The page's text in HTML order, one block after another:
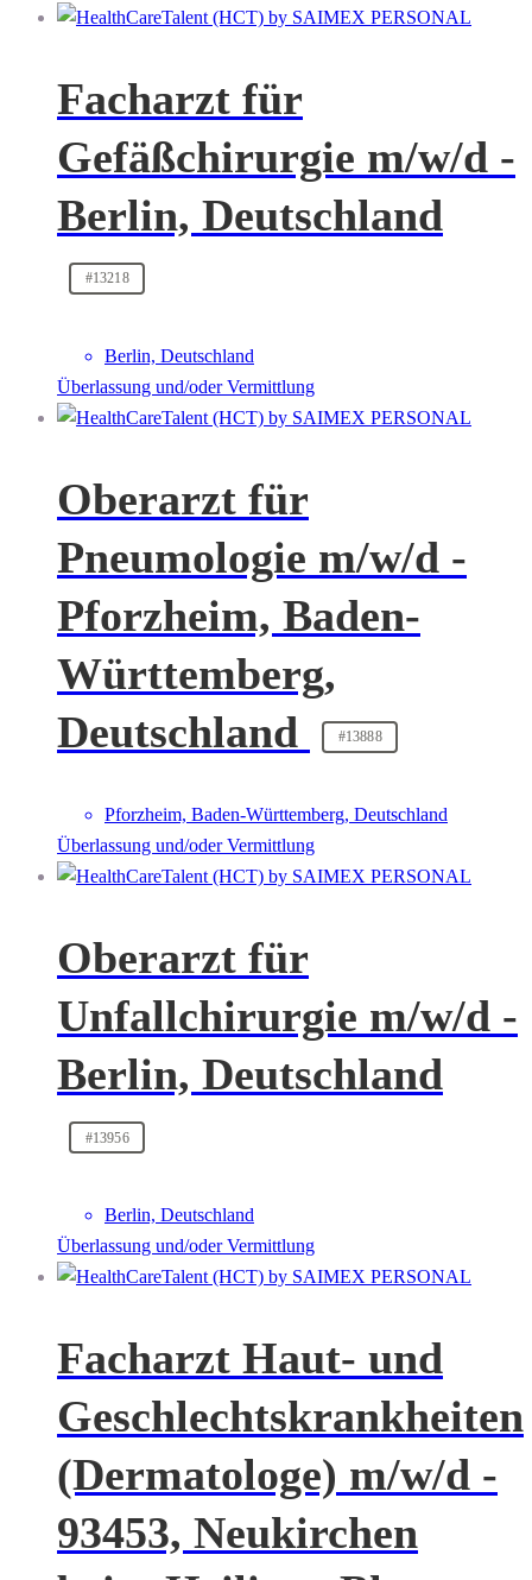
Facharzt für
Gefäßchirurgie m/w/d -
Berlin, Deutschland
#13218
Berlin, Deutschland
Überlassung und/oder Vermittlung
Oberarzt für
Pneumologie m/w/d -
Pforzheim, Baden-
Württemberg,
Deutschland
#13888
Pforzheim, Baden-Württemberg, Deutschland
Überlassung und/oder Vermittlung
Oberarzt für
Unfallchirurgie m/w/d -
Berlin, Deutschland
#13956
Berlin, Deutschland
Überlassung und/oder Vermittlung
Facharzt Haut- und
Geschlechtskrankheiten
(Dermatologe) m/w/d -
93453, Neukirchen